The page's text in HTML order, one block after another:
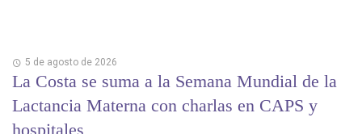
5 de agosto de 2026
La Costa se suma a la Semana Mundial de la
Lactancia Materna con charlas en CAPS y
hospitales